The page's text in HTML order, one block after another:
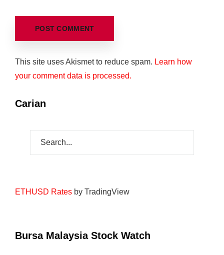
This site uses Akismet to reduce spam. Learn how
your comment data is processed.
Carian
ETHUSD Rates by TradingView
Bursa Malaysia Stock Watch